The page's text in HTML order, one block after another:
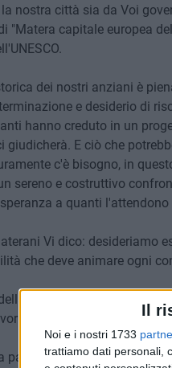
Il
Noi e i nostri 1733
trattiamo dati personali,
nostra città sia da Voi
"Matera capitale europea
dei nostri anziani è
e desiderio di
hanno creduto in un
giudicherà. E ciò che
c'è bisogno, in
sereno e costruttivo
a quanti
Vi dico: desideriamo
che deve animare ogni
sua visita alla nostra
stimolassero in Voi un
parola è di cristiana